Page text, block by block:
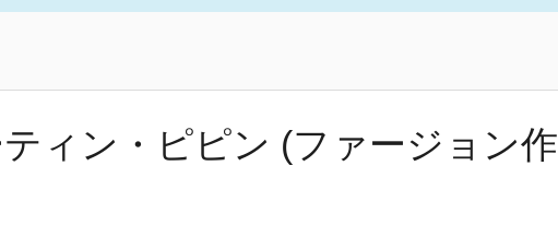
ィン・ピピン (ファージョン作